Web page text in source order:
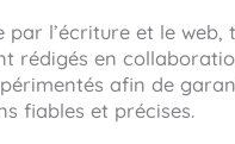
par l’écriture et le web,
rédigés en
afin de
fiables et précises.